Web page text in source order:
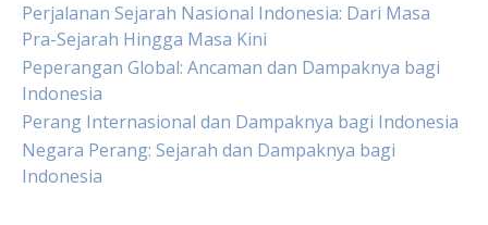
Perjalanan Sejarah Nasional Indonesia: Dari Masa
Pra-Sejarah Hingga Masa Kini
Peperangan Global: Ancaman dan Dampaknya bagi
Indonesia
Perang Internasional dan Dampaknya bagi Indonesia
Negara Perang: Sejarah dan Dampaknya bagi
Indonesia